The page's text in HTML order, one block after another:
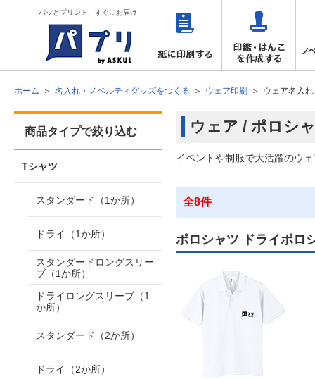
パッとプリント、すぐにお届け
ホーム 名入れ・ノベルティグッズをつくる ウェア印刷 ウェア名入
ウェア / ポロシ
イベントや制服で大活躍のウ
全8件
ポロシャツ ドライポロ
商品タイプで絞り込む
Tシャツ
スタンダード（1か所）
ドライ（1か所）
スタンダードロングスリー
ブ（1か所）
ドライロングスリーブ（1
か所）
スタンダード（2か所）
ドライ（2か所）